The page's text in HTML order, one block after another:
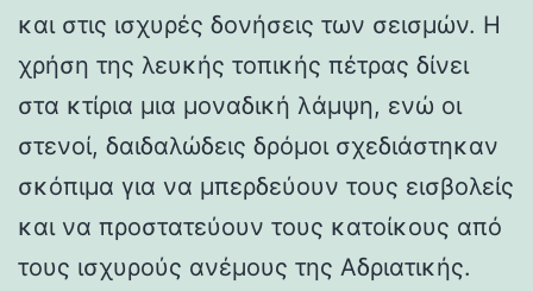
και στις ισχυρές δονήσεις των σεισμών. Η
χρήση της λευκής τοπικής πέτρας δίνει
στα κτίρια μια μοναδική λάμψη, ενώ οι
στενοί, δαιδαλώδεις δρόμοι σχεδιάστηκαν
σκόπιμα για να μπερδεύουν τους εισβολείς
και να προστατεύουν τους κατοίκους από
τους ισχυρούς ανέμους της Αδριατικής.